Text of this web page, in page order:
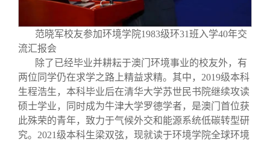
范晓军校友参加环境学院1983级环31班入学40年交
流汇报会
除了已经毕业并耕耘于澳门环境事业的校友外，有
两位同学仍在求学之路上精益求精。其中，2019级本科
生程浩生，本科毕业后在清华大学苏世民书院继续攻读
硕士学业，同时成为牛津大学罗德学者，是澳门首位获
此殊荣的青年，致力于气候外交和能源系统低碳转型研
究。2021级本科生梁双弦，现就读于环境学院全球环境